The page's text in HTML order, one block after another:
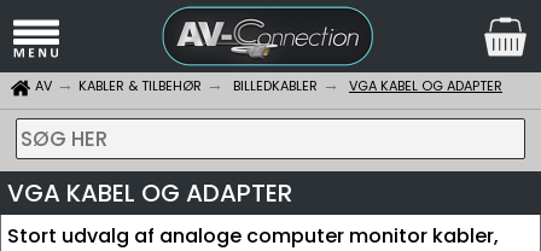
AV KABLER & TILBEHØR BILLEDKABLER VGA KABEL OG ADAPTER
SØG HER
VGA KABEL OG ADAPTER
Stort udvalg af analoge computer monitor kabler,